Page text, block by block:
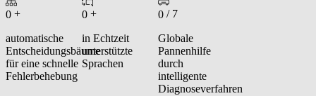
0 +
automatische
Entscheidungsbäume
für eine schnelle
Fehlerbehebung
0 +
in Echtzeit
unterstützte
Sprachen
0 / 7
Globale
Pannenhilfe
durch
intelligente
Diagnoseverfahren